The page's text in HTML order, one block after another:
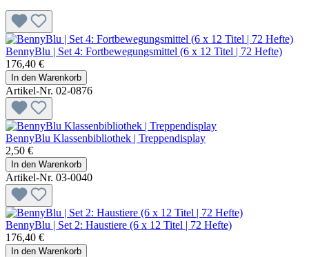
BennyBlu | Set 4: Fortbewegungsmittel (6 x 12 Titel | 72 Hefte)
176,40 €
In den Warenkorb
Artikel-Nr. 02-0876
BennyBlu Klassenbibliothek | Treppendisplay
2,50 €
In den Warenkorb
Artikel-Nr. 03-0040
BennyBlu | Set 2: Haustiere (6 x 12 Titel | 72 Hefte)
176,40 €
In den Warenkorb